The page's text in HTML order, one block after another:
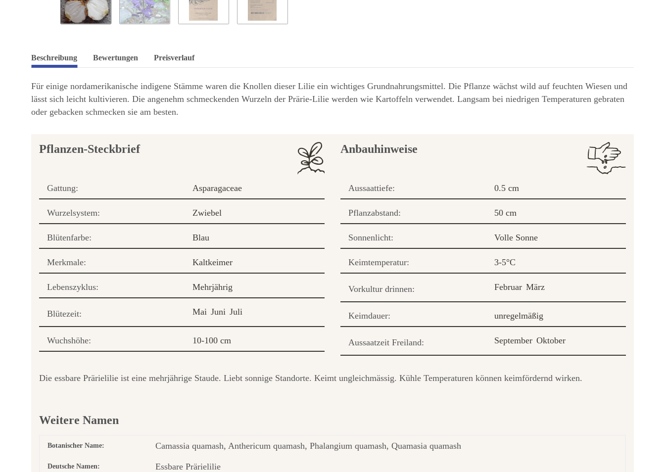
Beschreibung Bewertungen Preisverlauf
Für einige nordamerikanische indigene Stämme waren die Knollen dieser Lilie ein wichtiges Grundnahrungsmittel. Die Pflanze wächst wild auf feuchten Wiesen und
lässt sich leicht kultivieren. Die angenehm schmeckenden Wurzeln der Prärie-Lilie werden wie Kartoffeln verwendet. Langsam bei niedrigen Temperaturen gebraten
oder gebacken schmecken sie am besten.
Pflanzen-Steckbrief
Gattung: Asparagaceae
Wurzelsystem: Zwiebel
Blütenfarbe: Blau
Merkmale: Kaltkeimer
Lebenszyklus: Mehrjährig
Blütezeit: Mai Juni Juli
Wuchshöhe: 10-100 cm
Anbauhinweise
Aussaattiefe: 0.5 cm
Pflanzabstand: 50 cm
Sonnenlicht: Volle Sonne
Keimtemperatur: 3-5°C
Vorkultur drinnen: Februar März
Keimdauer: unregelmäßig
Aussaatzeit Freiland: September Oktober
Die essbare Prärielilie ist eine mehrjährige Staude. Liebt sonnige Standorte. Keimt ungleichmässig. Kühle Temperaturen können keimfördernd wirken.
Weitere Namen
Botanischer Name: Camassia quamash, Anthericum quamash, Phalangium quamash, Quamasia quamash
Deutsche Namen: Essbare Prärielilie